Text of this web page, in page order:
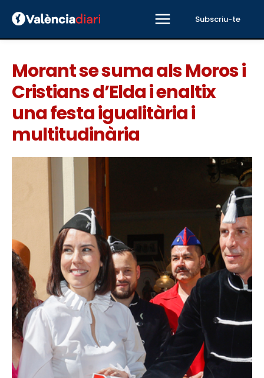
Subscriu-te
Morant se suma als Moros i
Cristians d’Elda i enaltix
una festa igualitària i
multitudinària